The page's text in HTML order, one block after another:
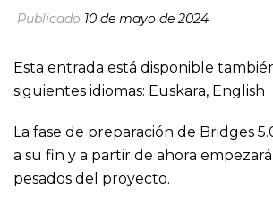
Publicado 10 de mayo de 2024
Esta entrada está disponible
siguientes idiomas: Euskara, English
La fase de preparación de Bridges
a su fin y a partir de ahora
pesados del proyecto.